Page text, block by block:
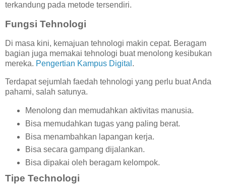
terkandung pada metode tersendiri.
Fungsi Tehnologi
Di masa kini, kemajuan tehnologi makin cepat. Beragam
bagian juga memakai tehnologi buat menolong kesibukan
mereka. Pengertian Kampus Digital .
Terdapat sejumlah faedah tehnologi yang perlu buat Anda
pahami, salah satunya.
Menolong dan memudahkan aktivitas manusia.
Bisa memudahkan tugas yang paling berat.
Bisa menambahkan lapangan kerja.
Bisa secara gampang dijalankan.
Bisa dipakai oleh beragam kelompok.
Tipe Technologi